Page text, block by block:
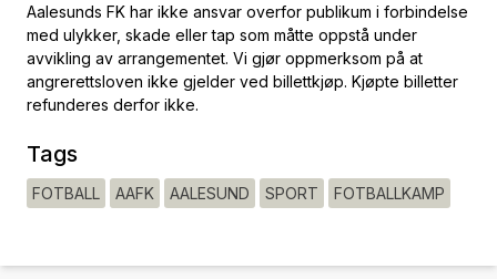
Aalesunds FK har ikke ansvar overfor publikum i forbindelse
med ulykker, skade eller tap som måtte oppstå under
avvikling av arrangementet. Vi gjør oppmerksom på at
angrerettsloven ikke gjelder ved billettkjøp. Kjøpte billetter
refunderes derfor ikke.
Tags
FOTBALL AAFK AALESUND SPORT FOTBALLKAMP